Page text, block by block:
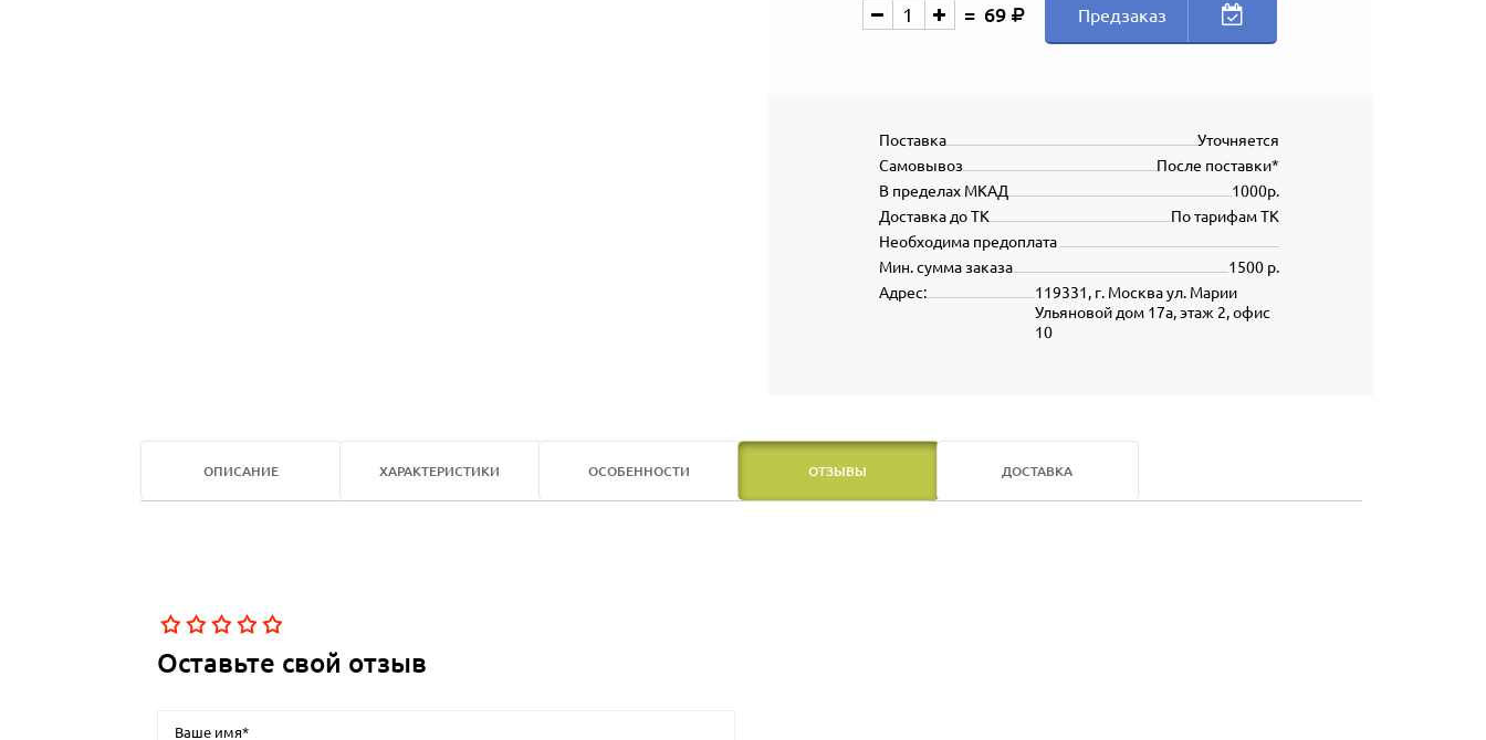
69 Предзаказ
Уточняется
Поставка
После поставки*
Самовывоз
1000р.
В пределах МКАД
По тарифам ТК
Доставка до ТК
Необходима предоплата
1500 р.
Мин. сумма заказа
119331, г. Москва ул. Марии
Ульяновой дом 17а, этаж 2, офис
10
Адрес:
ОПИСАНИЕ ХАРАКТЕРИСТИКИ ОСОБЕННОСТИ ОТЗЫВЫ ДОСТАВКА
Оставьте свой отзыв